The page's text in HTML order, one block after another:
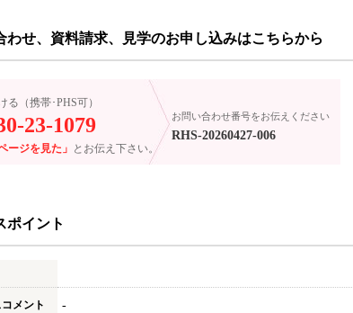
わせ、資料請求、見学のお申し込みはこちらから
る（携帯･PHS可）
23-1079
ージを見た」 とお伝え下さい。
お問い合わせ番号をお伝えください
RHS-20260427-006
ポイント
メント -